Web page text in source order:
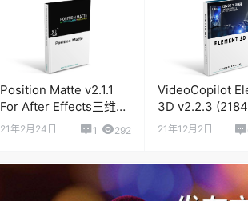
Position Matte v2.1.1
For After Effects三维通
道蒙板合成控制插件
21年2月24日 1 292
VideoCopilot
3D v2.2.3
After Effects
21年12月2日